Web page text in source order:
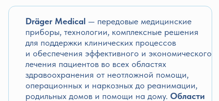
деятельности: архитектурные системы
и светильники, наркозные аппараты, ИВЛ
и респираторный мониторинг, системы
поддержания температурного баланса
и выхаживания новорожденных, мониторинг
пациента, программные решения и IT,
газоснабжение, расходные материалы